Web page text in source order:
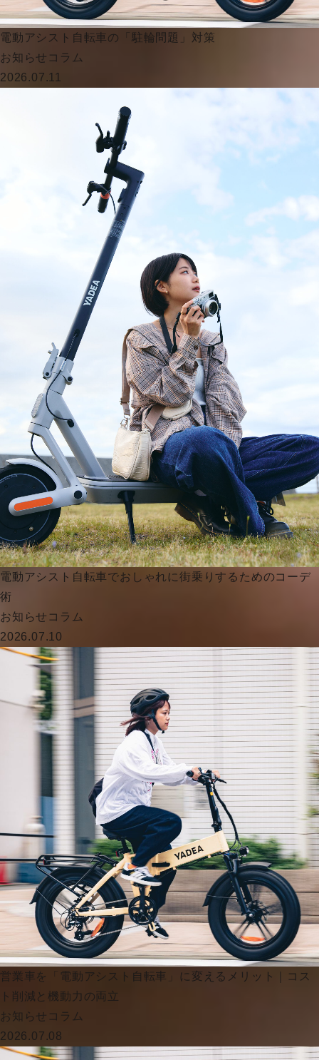
電動アシスト自転車の「駐輪問題」対策
お知らせ コラム
2026.07.11
電動アシスト自転車でおしゃれに街乗りするためのコーデ
術
お知らせ コラム
2026.07.10
営業車を「電動アシスト自転車」に変えるメリット｜コス
ト削減と機動力の両立
お知らせ コラム
2026.07.08